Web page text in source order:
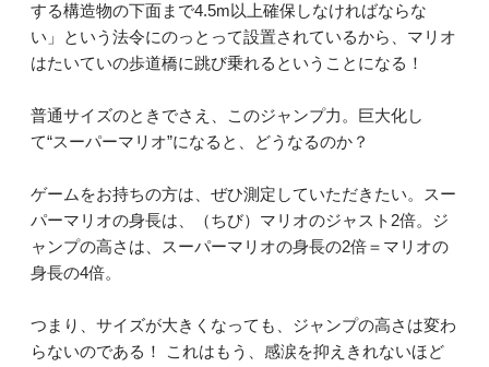
する構造物の下面まで4.5m以上確保しなければならな
い」という法令にのっとって設置されているから、マリオ
はたいていの歩道橋に跳び乗れるということになる！
普通サイズのときでさえ、このジャンプ力。巨大化し
て“スーパーマリオ”になると、どうなるのか？
ゲームをお持ちの方は、ぜひ測定していただきたい。スー
パーマリオの身長は、（ちび）マリオのジャスト2倍。ジ
ャンプの高さは、スーパーマリオの身長の2倍＝マリオの
身長の4倍。
つまり、サイズが大きくなっても、ジャンプの高さは変わ
らないのである！ これはもう、感涙を抑えきれないほど